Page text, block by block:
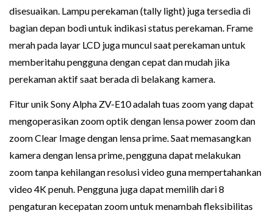
disesuaikan. Lampu perekaman (tally light) juga tersedia di
bagian depan bodi untuk indikasi status perekaman. Frame
merah pada layar LCD juga muncul saat perekaman untuk
memberitahu pengguna dengan cepat dan mudah jika
perekaman aktif saat berada di belakang kamera.
Fitur unik Sony Alpha ZV-E10 adalah tuas zoom yang dapat
mengoperasikan zoom optik dengan lensa power zoom dan
zoom Clear Image dengan lensa prime. Saat memasangkan
kamera dengan lensa prime, pengguna dapat melakukan
zoom tanpa kehilangan resolusi video guna mempertahankan
video 4K penuh. Pengguna juga dapat memilih dari 8
pengaturan kecepatan zoom untuk menambah fleksibilitas